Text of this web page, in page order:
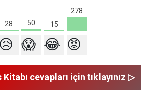
28 50 15
278
😥 😱 😂 😡
Kitabı cevapları için tıklayınız ▷